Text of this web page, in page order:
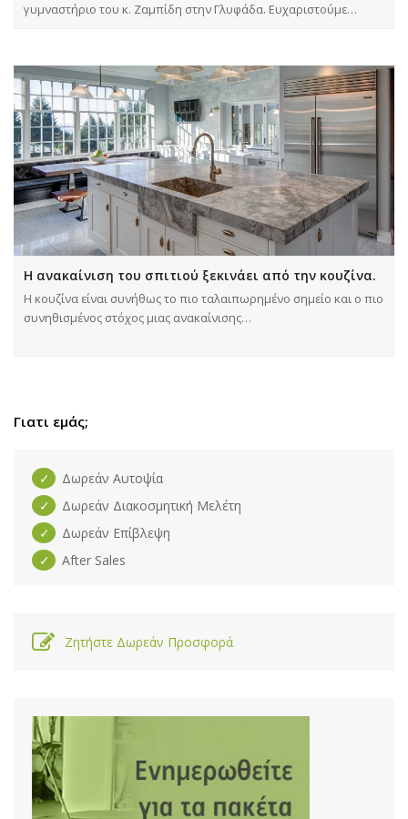
γυμναστήριο του κ. Ζαμπίδη στην Γλυφάδα. Ευχαριστούμε…
Η ανακαίνιση του σπιτιού ξεκινάει από την κουζίνα.
Η κουζίνα είναι συνήθως το πιο ταλαιπωρημένο σημείο και ο πιο
συνηθισμένος στόχος μιας ανακαίνισης…
Γιατι εμάς;
Δωρεάν Αυτοψία
Δωρεάν Διακοσμητική Μελέτη
Δωρεάν Επίβλεψη
After Sales
Ζητήστε Δωρεάν Προσφορά